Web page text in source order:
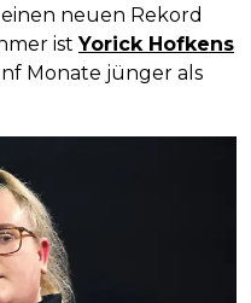
neuen Rekord
istYorick Hofkens
Monate jünger als